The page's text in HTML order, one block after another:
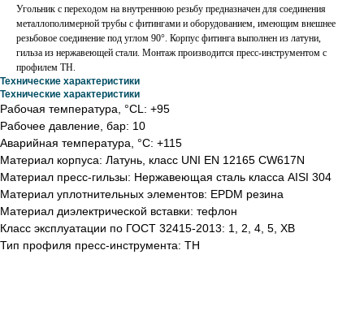
Угольник с переходом на внутреннюю резьбу предназначен для соединения
металлополимерной трубы с фитингами и оборудованием, имеющим внешнее
резьбовое соединение под углом 90°. Корпус фитинга выполнен из латуни,
гильза из нержавеющей стали. Монтаж производится пресс-инструментом с
профилем ТН.
Технические характеристики
Технические характеристики
Рабочая температура, °СL: +95
Рабочее давление, бар: 10
Аварийная температура, °С: +115
Материал корпуса: Латунь, класс UNI EN 12165 CW617N
Материал пресс-гильзы: Нержавеющая сталь класса AISI 304
Материал уплотнительных элементов: EPDM резина
Материал диэлектрической вставки: тефлон
Класс эксплуатации по ГОСТ 32415-2013: 1, 2, 4, 5, ХВ
Тип профиля пресс-инструмента: TH